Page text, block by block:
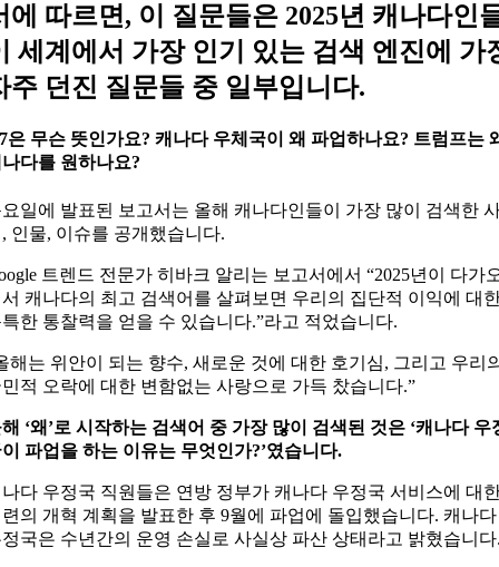
에 따르면, 이 질문들은 2025년 캐나다인
세계에서 가장 인기 있는 검색 엔진에 가
주 던진 질문들 중 일부입니다.
은 무슨 뜻인가요? 캐나다 우체국이 왜 파업하나요? 트럼프는
다를 원하나요?
일에 발표된 보고서는 올해 캐나다인들이 가장 많이 검색한
인물, 이슈를 공개했습니다.
트렌드 전문가 히바크 알리는 보고서에서 “2025년이 다가
캐나다의 최고 검색어를 살펴보면 우리의 집단적 이익에 대
한 통찰력을 얻을 수 있습니다.”라고 적었습니다.
해는 위안이 되는 향수, 새로운 것에 대한 호기심, 그리고 우리
적 오락에 대한 변함없는 사랑으로 가득 찼습니다.”
‘왜’로 시작하는 검색어 중 가장 많이 검색된 것은 ‘캐나다 우
파업을 하는 이유는 무엇인가?’였습니다.
다 우정국 직원들은 연방 정부가 캐나다 우정국 서비스에 대
의 개혁 계획을 발표한 후 9월에 파업에 돌입했습니다. 캐나다
국은 수년간의 운영 손실로 사실상 파산 상태라고 밝혔습니다